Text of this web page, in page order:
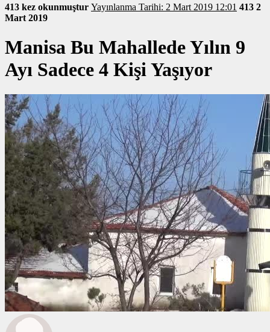
413 kez okunmuştur Yayınlanma Tarihi: 2 Mart 2019 12:01 413 2
Mart 2019
Manisa Bu Mahallede Yılın 9
Ayı Sadece 4 Kişi Yaşıyor